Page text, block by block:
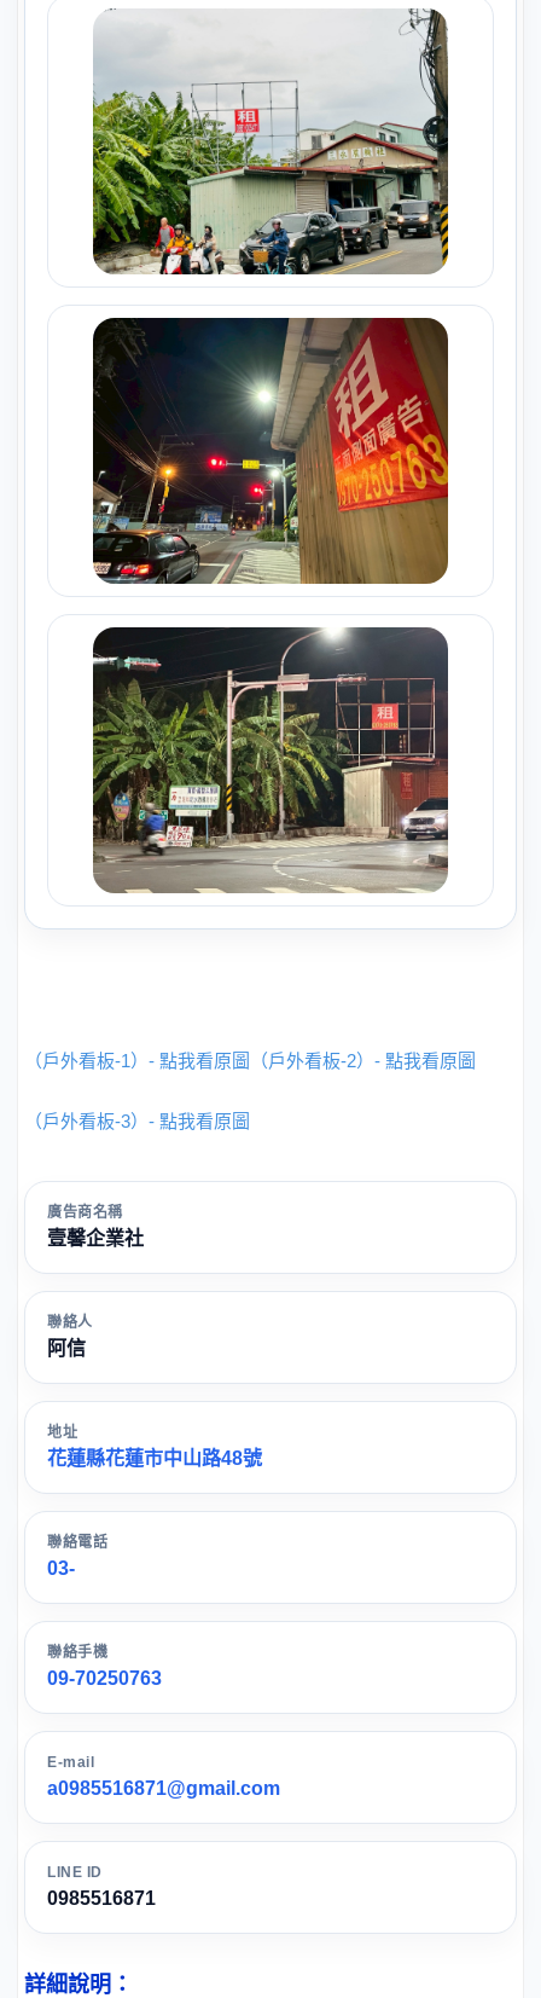
（戶外看板-1）- 點我看原圖 （戶外看板-2）- 點我看原圖
（戶外看板-3）- 點我看原圖
廣告商名稱
壹馨企業社
聯絡人
阿信
地址
花蓮縣花蓮市中山路48號
聯絡電話
03-
聯絡手機
09-70250763
E-mail
a0985516871@gmail.com
LINE ID
0985516871
詳細說明：